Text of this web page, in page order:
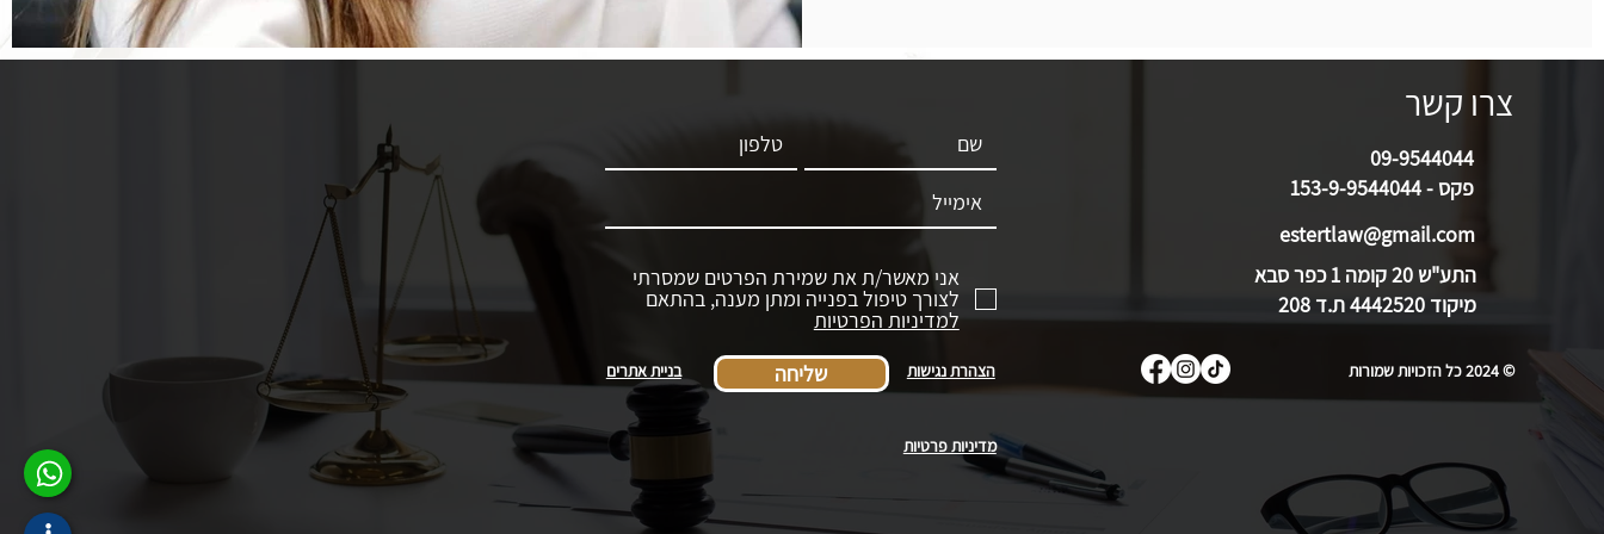
אני מאשר/ת את שמירת הפרטים שמסרתי
לצורך טיפול בפנייה ומתן מענה, בהתאם
למדיניות הפרטיות
שליחה
מדיניות פרטיות
בניית אתרים הצהרת נגישות
צרו קשר
09-9544044
פקס - 153-9-9544044
estertlaw@gmail.com
התע"ש 20 קומה 1 כפר סבא
מיקוד 4442520 ת.ד 208
© 2024 כל הזכויות שמורות